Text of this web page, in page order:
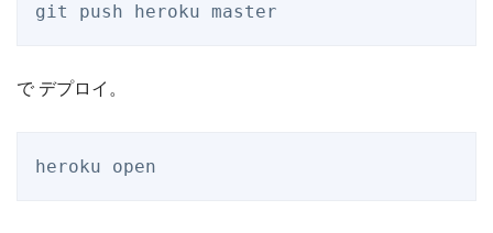
git push heroku master
で デプロイ。
heroku open